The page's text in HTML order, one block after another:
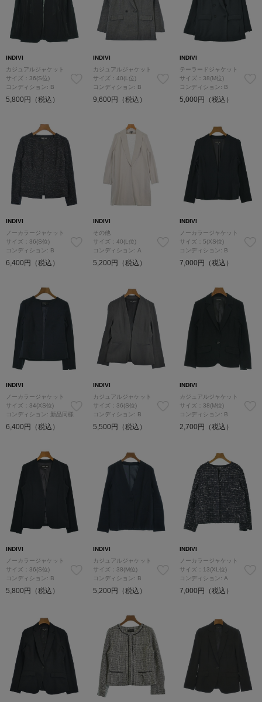
INDIVI
カジュアルジャケット
サイズ：36(S位)
コンディション: B
5,800円（税込）
INDIVI
カジュアルジャケット
サイズ：40(L位)
コンディション: B
9,600円（税込）
INDIVI
テーラードジャケット
サイズ：38(M位)
コンディション: B
5,000円（税込）
INDIVI
ノーカラージャケット
サイズ：36(S位)
コンディション: B
6,400円（税込）
INDIVI
その他
サイズ：40(L位)
コンディション: A
5,200円（税込）
INDIVI
ノーカラージャケット
サイズ：5(XS位)
コンディション: B
7,000円（税込）
INDIVI
ノーカラージャケット
サイズ：34(XS位)
コンディション: 新品同様
6,400円（税込）
INDIVI
カジュアルジャケット
サイズ：36(S位)
コンディション: B
5,500円（税込）
INDIVI
カジュアルジャケット
サイズ：38(M位)
コンディション: B
2,700円（税込）
INDIVI
ノーカラージャケット
サイズ：36(S位)
コンディション: B
5,800円（税込）
INDIVI
カジュアルジャケット
サイズ：38(M位)
コンディション: B
5,200円（税込）
INDIVI
ノーカラージャケット
サイズ：13(XL位)
コンディション: A
7,000円（税込）